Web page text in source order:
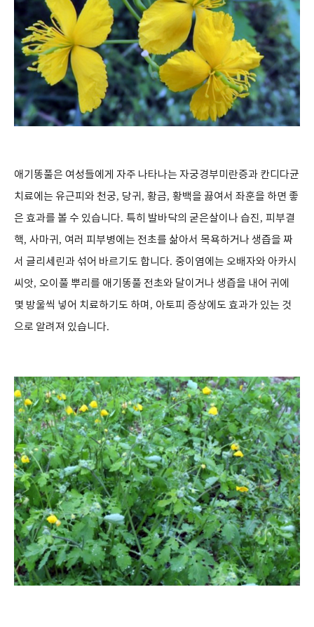
애기똥풀은 여성들에게 자주 나타나는 자궁경부미란증과 칸디다균
치료에는 유근피와 천궁, 당귀 , 황금, 황백을 끓여서 좌훈을 하면 좋
은 효과를 볼 수 있습니다. 특히 발바닥의 굳은살이나 습진, 피부결
핵, 사마귀 , 여러 피부병에는 전초를 삶아서 목욕하거나 생즙을 짜
서 글리세린과 섞어 바르기도 합니다. 중이염에는 오배자와 아카시
씨앗, 오이풀 뿌리를 애기똥풀 전초와 달이거나 생즙을 내어 귀에
몇 방울씩 넣어 치료하기도 하며 , 아토피 증상에도 효과가 있는 것
으로 알려져 있습니다.